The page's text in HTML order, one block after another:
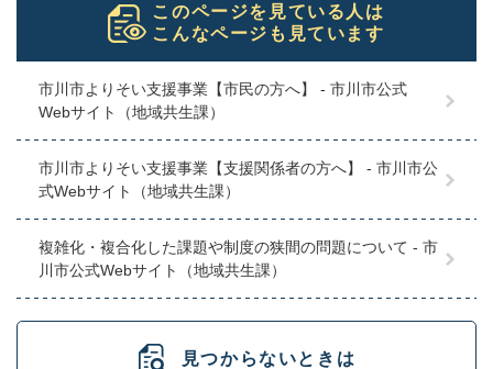
このページを見ている人は
こんなページも見ています
市川市よりそい支援事業【市民の方へ】 - 市川市公式
Webサイト（地域共生課）
市川市よりそい支援事業【支援関係者の方へ】 - 市川市公
式Webサイト（地域共生課）
複雑化・複合化した課題や制度の狭間の問題について - 市
川市公式Webサイト（地域共生課）
見つからないときは